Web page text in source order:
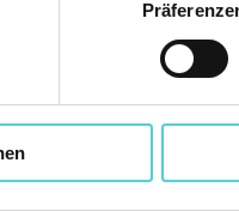
7 Tage lang